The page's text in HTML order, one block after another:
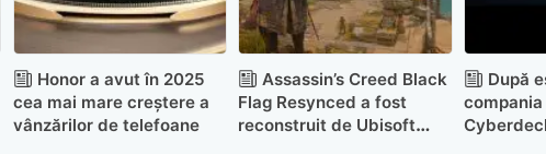
Honor a avut în 2025
cea mai mare creștere a
vânzărilor de telefoane
Assassin’s Creed Black
Flag Resynced a fost
reconstruit de Ubisoft
După